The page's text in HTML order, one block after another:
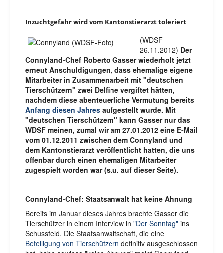
Inzuchtgefahr wird vom Kantonstierarzt toleriert
(WDSF -
26.11.2012) Der
Connyland-Chef Roberto Gasser wiederholt jetzt
erneut Anschuldigungen, dass ehemalige eigene
Mitarbeiter in Zusammenarbeit mit "deutschen
Tierschützern" zwei Delfine vergiftet hätten,
nachdem diese abenteuerliche Vermutung bereits
Anfang diesen Jahres aufgestellt wurde. Mit
"deutschen Tierschützern" kann Gasser nur das
WDSF meinen, zumal wir am 27.01.2012 eine E-Mail
vom 01.12.2011 zwischen dem Connyland und
dem Kantonstierarzt veröffentlicht hatten, die uns
offenbar durch einen ehemaligen Mitarbeiter
zugespielt worden war (s.u. auf dieser Seite).
Connyland-Chef: Staatsanwalt hat keine Ahnung
Bereits im Januar dieses Jahres brachte Gasser die
Tierschützer in einem Interview in "Der Sonntag" ins
Schussfeld. Die Staatsanwaltschaft, die eine
Beteiligung von Tierschützern definitiv ausgeschlossen